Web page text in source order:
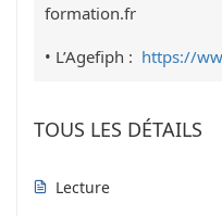
formation.fr
• L’Agefiph : https://
TOUS LES DÉTAILS
Lecture